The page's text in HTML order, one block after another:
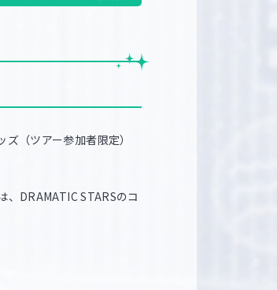
（ツアー参加者限定）
DRAMATIC STARSのコ